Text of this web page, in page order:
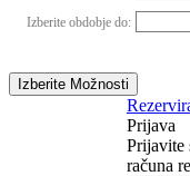
Izberite obdobje do:
Izberite Možnosti
Prijava
Prijavite
računa